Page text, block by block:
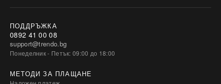
ПОДДРЪЖКА
0892 41 00 08
support@trendo.bg
Понеделник - Петък: 09:00 до 18:00
МЕТОДИ ЗА ПЛАЩАНЕ